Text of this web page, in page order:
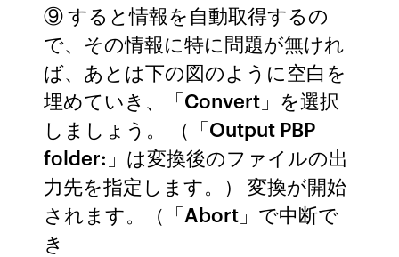
⑨ すると情報を自動取得するの
で、その情報に特に問題が無けれ
ば、あとは下の図のように空白を
埋めていき、「Convert」を選択
しましょう。 （「Output PBP
folder:」は変換後のファイルの出
力先を指定します。） 変換が開始
されます。（「Abort」で中断で
き